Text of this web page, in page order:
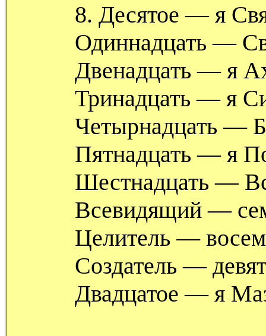
8. Десятое — я
Одиннадцать —
Двенадцать — я
Тринадцать — я
Четырнадцать —
Пятнадцать — я
Шестнадцать —
Всевидящий —
Целитель —
Создатель —
Двадцатое — я